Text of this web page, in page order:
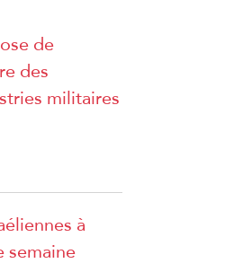
de
des
militaires
à
semaine